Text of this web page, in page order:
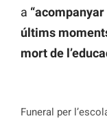
a
últims
mort de
Funeral per